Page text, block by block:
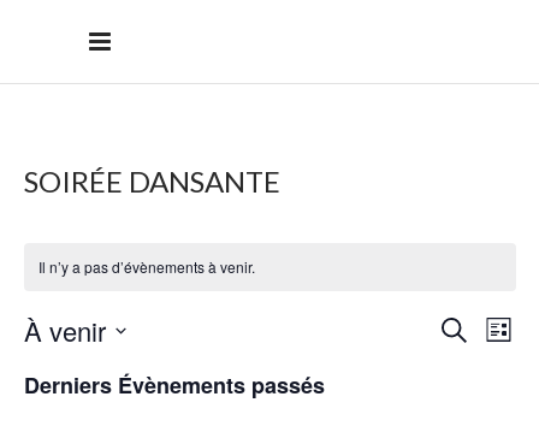
SOIRÉE DANSANTE
Il n’y a pas d’évènements à venir.
Recherche
Liste
À venir
une
Derniers Évènements passés